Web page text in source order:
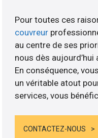
Pour toutes ces
couvreur
au centre de ses
nous dès aujourd’hui
En conséquence,
un véritable atout
services, vous
CONTACTEZ-NOUS